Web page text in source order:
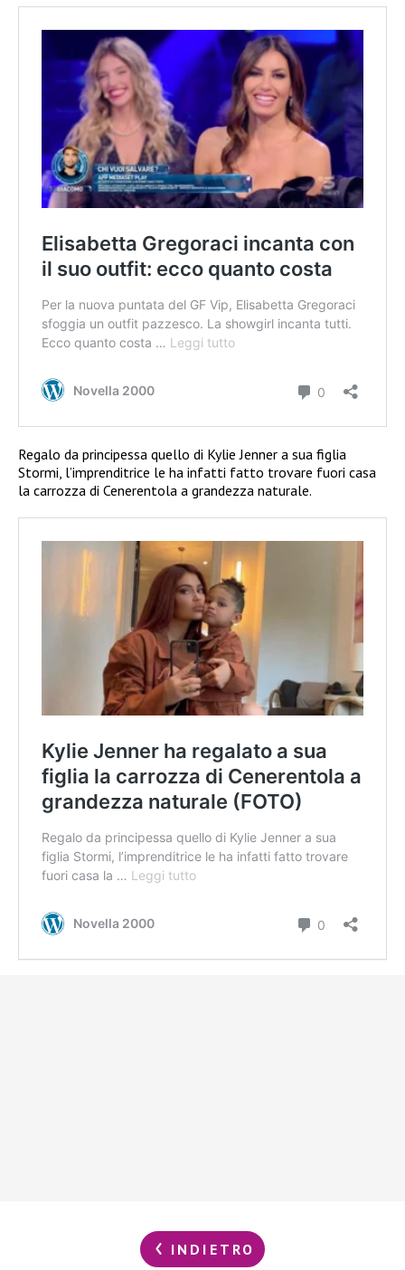
Regalo da principessa quello di Kylie Jenner a sua figlia
Stormi, l’imprenditrice le ha infatti fatto trovare fuori casa
la carrozza di Cenerentola a grandezza naturale.
INDIETRO